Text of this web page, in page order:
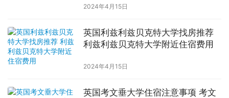
2024年4月15日
英国利兹利兹贝克特大学找房推荐
利兹利兹贝克特大学附近住宿费用
2024年4月15日
英国考文垂大学住宿注意事项 考文